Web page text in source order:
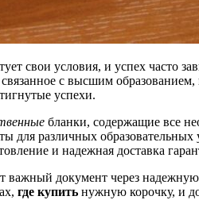
свои условия, и успех часто
связанное с высшим
успехи.
бланки, содержащие все
для различных
и надежная доставка
важный документ через надежную
где купить нужную корочку, и